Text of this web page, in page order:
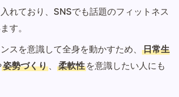
れており、SNSでも話題のフィットネス
す。
スを意識して全身を動かすため、
日常生
姿勢づくり 、 柔軟性 を意識したい人にも